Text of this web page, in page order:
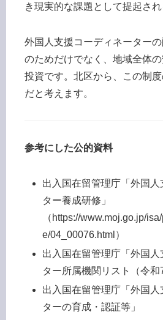
き現実的な課題として提起され
外国人支援コーディネーター
のためだけでなく、地域全体
投資です。北区から、この制
だと考えます。
参考にした公的資料
出入国在留管理庁「外国
ター養成研修」
（https://www.moj.go.jp/
e/04_00076.html）
出入国在留管理庁「外国
ター所属機関リスト（令和
出入国在留管理庁「外国
ターの育成・認証等」